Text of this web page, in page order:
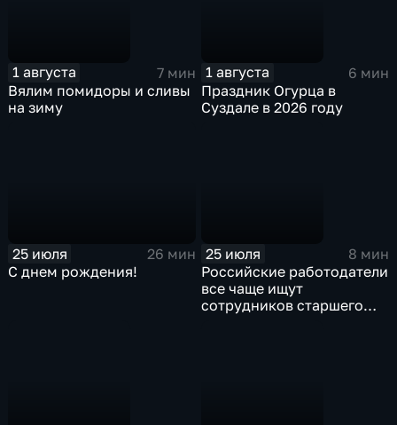
1 августа
7 мин
Вялим помидоры и сливы
на зиму
1 августа
6 мин
Праздник Огурца в
Суздале в 2026 году
25 июля
26 мин
С днем рождения!
25 июля
8 мин
Российские работодатели
все чаще ищут
сотрудников старшего